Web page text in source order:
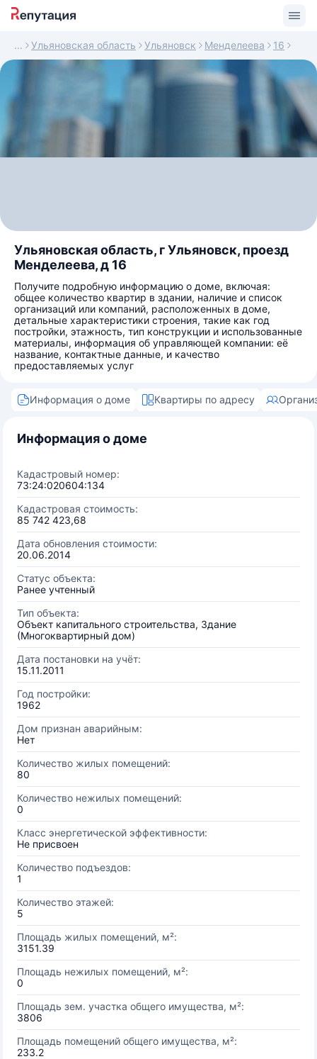
Ульяновская область Ульяновск Менделеева 16
Ульяновская область, г Ульяновск, проезд
Менделеева, д 16
Получите подробную информацию о доме, включая:
общее количество квартир в здании, наличие и список
организаций или компаний, расположенных в доме,
детальные характеристики строения, такие как год
постройки, этажность, тип конструкции и использованные
материалы, информация об управляющей компании: её
название, контактные данные, и качество
предоставляемых услуг
Информация о доме Квартиры по адресу
Информация о доме
Кадастровый номер:
73:24:020604:134
Кадастровая стоимость:
85 742 423,68
Дата обновления стоимости:
20.06.2014
Статус объекта:
Ранее учтенный
Тип объекта:
Объект капитального строительства, Здание
(Многоквартирный дом)
Дата постановки на учёт:
15.11.2011
Год постройки:
1962
Дом признан аварийным:
Нет
Количество жилых помещений:
80
Количество нежилых помещений:
0
Класс энергетической эффективности:
Не присвоен
Количество подъездов:
1
Количество этажей:
5
Площадь жилых помещений, м²:
3151.39
Площадь нежилых помещений, м²:
0
Площадь зем. участка общего имущества, м²:
3806
Площадь помещений общего имущества, м²:
233.2